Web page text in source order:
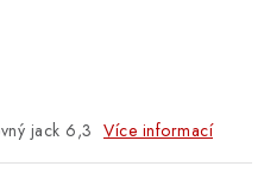
jack 6,3 Více informací